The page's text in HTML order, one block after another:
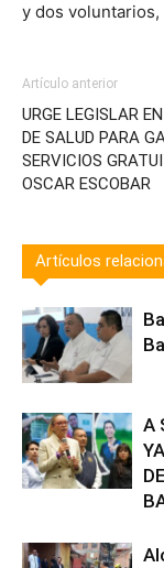
y dos
Artículo anterior
URGE LEGISLAR
DE SALUD PARA
SERVICIOS
OSCAR ESCOBAR
Artículos
A